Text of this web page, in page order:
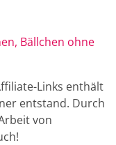
Bällchen ohne
Links enthält
entstand. Durch
von